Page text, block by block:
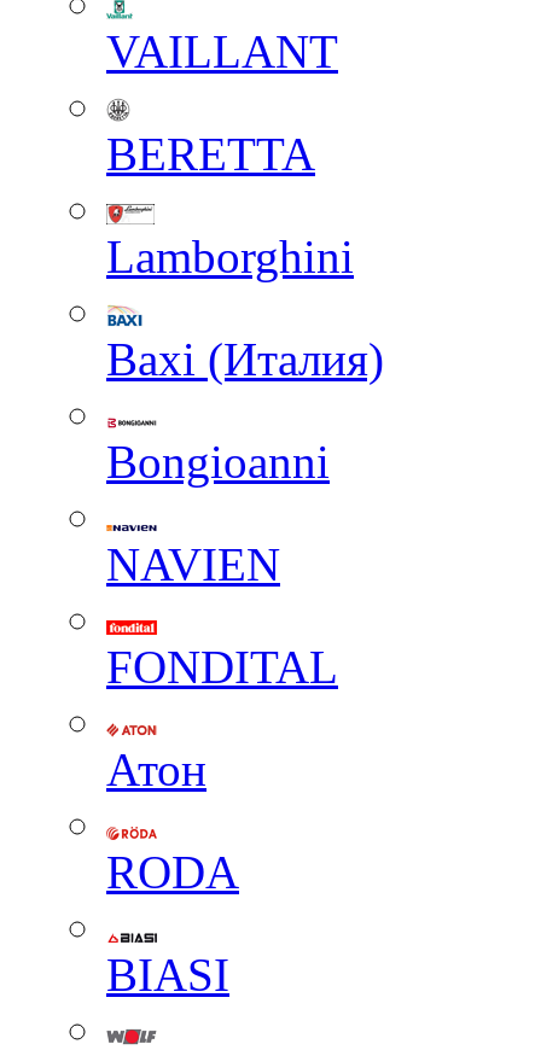
VAILLANT
BERETTA
Lamborghini
Baxi (Италия)
Вongioanni
NAVIEN
FONDITAL
Атон
RODA
BIASI